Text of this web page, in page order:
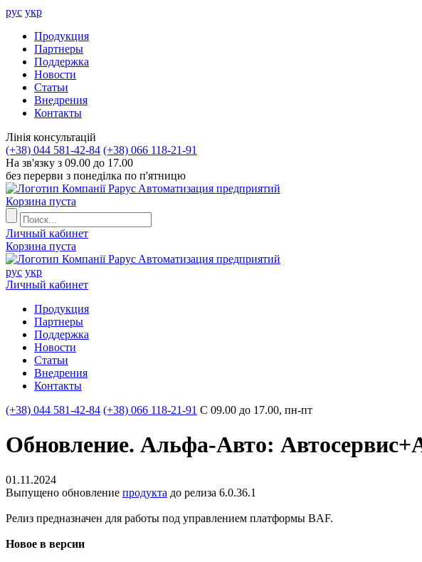
рус укр
Продукция
Партнеры
Поддержка
Новости
Статьи
Внедрения
Контакты
Лiнiя консультацiй
(+38) 044 581-42-84 (+38) 066 118-21-91
На зв'язку з 09.00 до 17.00
без перерви з понеділка по п'ятницю
Aвтоматизация предприятий
Корзина пуста
Личный кабинет
Корзина пуста
Aвтоматизация предприятий
рус укр
Личный кабинет
Продукция
Партнеры
Поддержка
Новости
Статьи
Внедрения
Контакты
(+38) 044 581-42-84 (+38) 066 118-21-91 С 09.00 до 17.00, пн-пт
Обновление. Альфа-Авто:
01.11.2024
Выпущено обновление продукта до релиза 6.0.36.1
Релиз предназначен для работы под управлением платформы BAF.
Новое в версии